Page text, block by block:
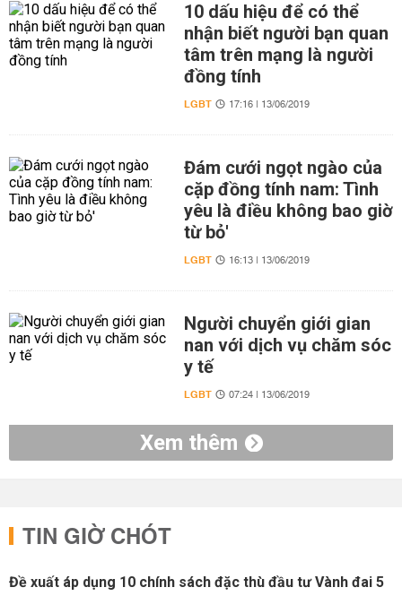
10 dấu hiệu để có thể
nhận biết người bạn quan
tâm trên mạng là người
đồng tính
LGBT 17:16 | 13/06/2019
Đám cưới ngọt ngào của
cặp đồng tính nam: Tình
yêu là điều không bao giờ
từ bỏ'
LGBT 16:13 | 13/06/2019
Người chuyển giới gian
nan với dịch vụ chăm sóc
y tế
LGBT 07:24 | 13/06/2019
Xem thêm
TIN GIỜ CHÓT
Đề xuất áp dụng 10 chính sách đặc thù đầu tư Vành đai 5